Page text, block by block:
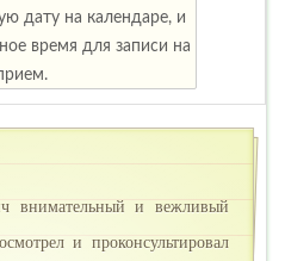
дату на календаре, и
время для записи на
внимательный и вежливый
и проконсультировал